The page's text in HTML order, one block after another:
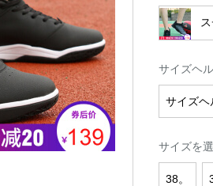
サイズヘ
サイズヘ
サイズを
38。